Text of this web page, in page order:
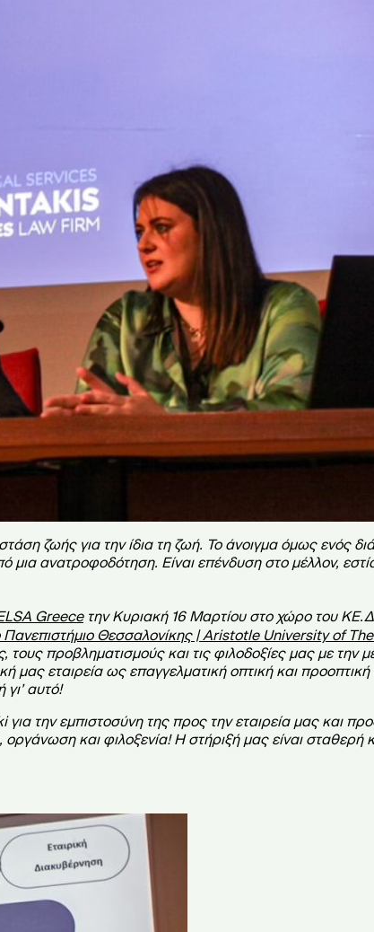
ζωής για την ίδια τη ζωή. Το άνοιγμα όμως ενός
μια ανατροφοδότηση. Είναι επένδυση στο μέλλον,
Greeceτην Κυριακή 16 Μαρτίου στο χώρο του
Πανεπιστήμιο Θεσσαλονίκης | Aristotle University of
προβληματισμούς και τις φιλοδοξίες μας με την
μας εταιρεία ως επαγγελματική οπτική και
αυτό!
για την εμπιστοσύνη της προς την εταιρεία μας και
και φιλοξενία! Η στήριξή μας είναι σταθερή